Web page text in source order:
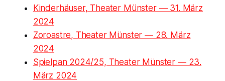
Kinderhäuser, Theater Münster — 31. März
2024
Zoroastre, Theater Münster — 28. März
2024
Spielpan 2024/25, Theater Münster — 23.
März 2024